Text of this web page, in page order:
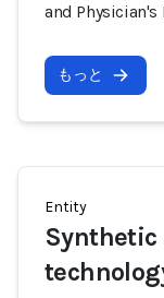
and Physician's
もっと
Entity